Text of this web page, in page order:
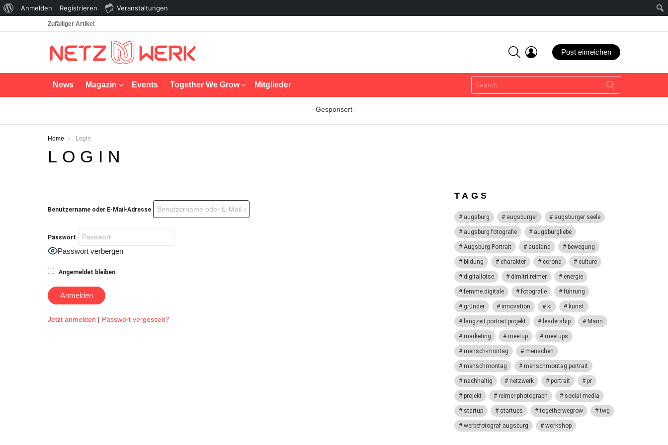
Zufälliger Artikel
SEARCHLOGIN
Post einreichen
News Magazin Events Together We Grow Mitglieder
Search
for:
- Gesponsert -
You are here:
Home Login
LOGIN
Benutzername oder E-Mail-Adresse
Passwort
Passwort verbergen
Angemeldet bleiben
Jetzt anmelden | Passwort vergessen?
TAGS
augsburg augsburger augsburger seele
augsburg fotografie augsburgliebe
Augsburg Portrait ausland bewegung
bildung charakter corona culture
digitallotse dimitri reimer energie
femme.digitale fotografie führung
gründer innovation ki kunst
langzeit portrait projekt leadership Mann
marketing meetup meetups
mensch-montag menschen
menschmontag menschmontag portrait
nachhaltig netzwerk portrait pr
projekt reimer photograph social media
startup startups togetherwegrow twg
werbefotograf augsburg workshop
Über
Anmelden Registrieren Veranstaltungen